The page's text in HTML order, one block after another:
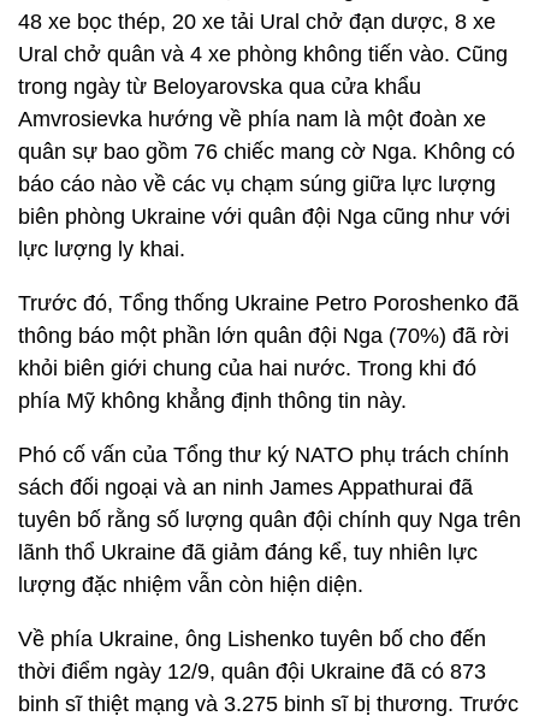
48 xe bọc thép, 20 xe tải Ural chở đạn dược, 8 xe
Ural chở quân và 4 xe phòng không tiến vào. Cũng
trong ngày từ Beloyarovska qua cửa khẩu
Amvrosievka hướng về phía nam là một đoàn xe
quân sự bao gồm 76 chiếc mang cờ Nga. Không có
báo cáo nào về các vụ chạm súng giữa lực lượng
biên phòng Ukraine với quân đội Nga cũng như với
lực lượng ly khai.
Trước đó, Tổng thống Ukraine Petro Poroshenko đã
thông báo một phần lớn quân đội Nga (70%) đã rời
khỏi biên giới chung của hai nước. Trong khi đó
phía Mỹ không khẳng định thông tin này.
Phó cố vấn của Tổng thư ký NATO phụ trách chính
sách đối ngoại và an ninh James Appathurai đã
tuyên bố rằng số lượng quân đội chính quy Nga trên
lãnh thổ Ukraine đã giảm đáng kể, tuy nhiên lực
lượng đặc nhiệm vẫn còn hiện diện.
Về phía Ukraine, ông Lishenko tuyên bố cho đến
thời điểm ngày 12/9, quân đội Ukraine đã có 873
binh sĩ thiệt mạng và 3.275 binh sĩ bị thương. Trước